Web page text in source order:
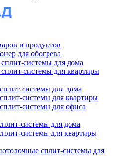
и продуктов
для обогрева
системы для дома
системы для квартиры
системы для дома
системы для квартиры
системы для офиса
системы для дома
системы для квартиры
сплит-системы для